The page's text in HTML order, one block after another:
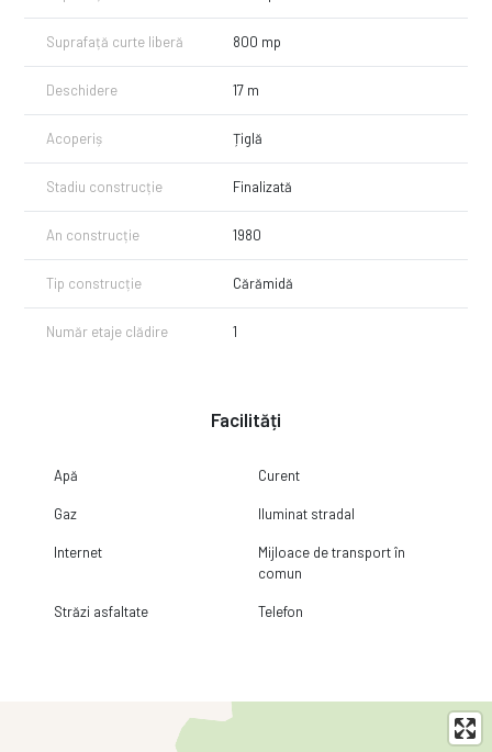
Suprafață curte liberă 800 mp
Deschidere 17 m
Acoperiș Țiglă
Stadiu construcție Finalizată
An construcție 1980
Tip construcție Cărămidă
Număr etaje clădire 1
Facilități
Apă Curent
Gaz Iluminat stradal
Internet
Mijloace de transport în
comun
Străzi asfaltate Telefon